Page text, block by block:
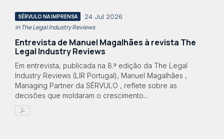
SÉRVULO NA IMPRENSA 24 Jul 2026
in The Legal Industry Reviews
Entrevista de Manuel Magalhães à revista The
Legal Industry Reviews
Em entrevista, publicada na 8.ª edição da The Legal
Industry Reviews (LIR Portugal), Manuel Magalhães ,
Managing Partner da SÉRVULO , reflete sobre as
decisões que moldaram o crescimento...